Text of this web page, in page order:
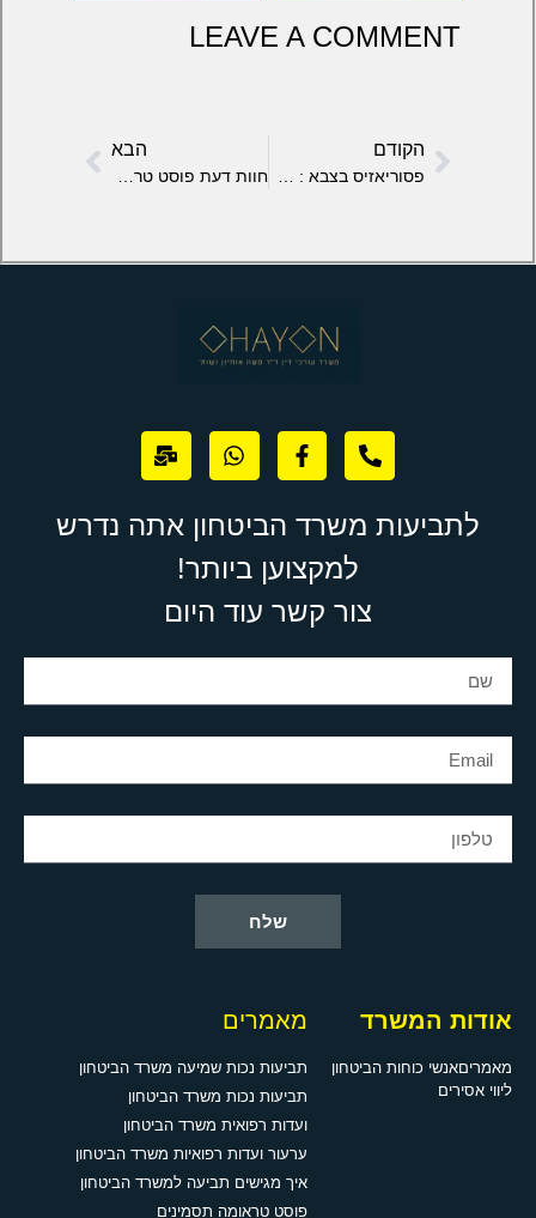
LEAVE A COMMENT
הקודם הבא
לתביעות משרד הביטחון אתה נדרש
למקצוען ביותר!
צור קשר עוד היום
שלח
אודות המשרד
מאמריםאנשי כוחות הביטחון
ליווי אסירים
מאמרים
תביעות נכות שמיעה משרד הביטחון
תביעות נכות משרד הביטחון
ועדות רפואית משרד הביטחון
ערעור ועדות רפואיות משרד הביטחון
איך מגישים תביעה למשרד הביטחון
פוסט טראומה תסמינים